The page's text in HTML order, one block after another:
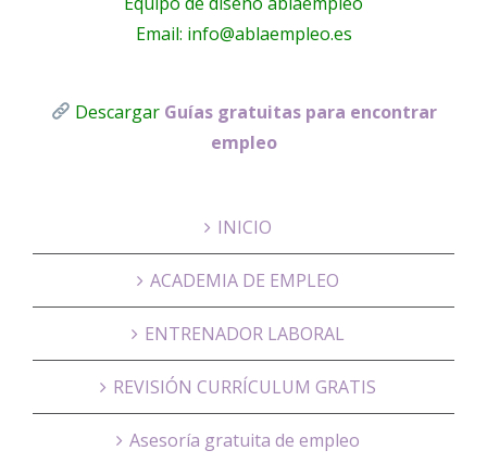
Email: info@ablaempleo.es
Descargar Guías gratuitas para encontrar
empleo
INICIO
ACADEMIA DE EMPLEO
ENTRENADOR LABORAL
REVISIÓN CURRÍCULUM GRATIS
Asesoría gratuita de empleo